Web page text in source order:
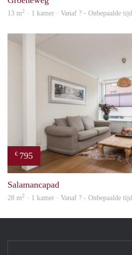
13 m2 · 1 kamer · Vanaf ? - Onbepaalde tijd
€ 795
Salamancapad
28 m2 · 1 kamer · Vanaf ? - Onbepaalde tijd